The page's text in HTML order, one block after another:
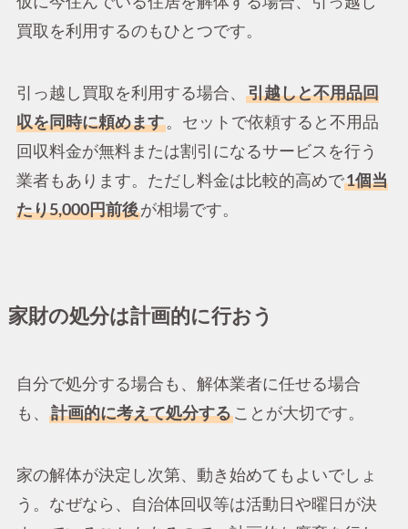
買取を利用するのもひとつです。
引っ越し買取を利用する場合、
引越しと不用品回
収を同時に頼めます。セットで依頼すると不用品
回収料金が無料または割引になるサービスを行う
業者もあります。ただし料金は比較的高めで1個当
たり5,000円前後が相場です。
家財の処分は計画的に行おう
自分で処分する場合も、解体業者に任せる場合
も、
計画的に考えて処分することが大切です。
家の解体が決定し次第、動き始めてもよいでしょ
う。なぜなら、自治体回収等は活動日や曜日が決